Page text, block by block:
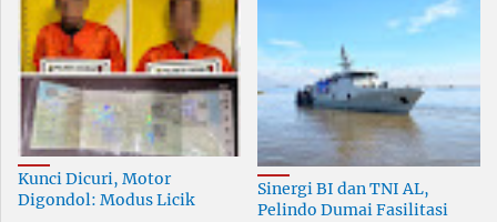
Kunci Dicuri, Motor
Digondol: Modus Licik
Sinergi BI dan TNI AL,
Pelindo Dumai Fasilitasi